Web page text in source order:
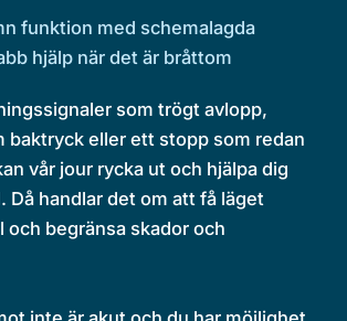
funktion med schemalagda
hjälp när det är bråttom
som trögt avlopp,
baktryck eller ett stopp som redan
vår jour rycka ut och hjälpa dig
Då handlar det om att få läget
och begränsa skador och